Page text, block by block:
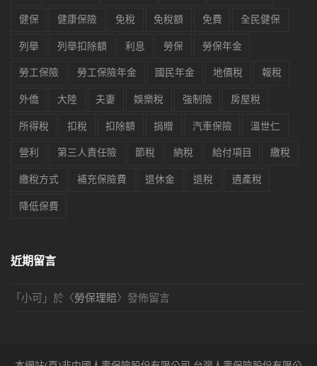
健保 健康保險 免稅 免稅額 免費 全民健保
列舉 列舉扣除額 利息 勞保 勞保年金
勞工保險 勞工保險年金 國民年金 地價稅 報稅
外僑 大陸 夫妻 娛樂稅 強制險 房屋稅
所得稅 扣稅 扣除額 捐贈 汽車保險 溫世仁
營利 第三人責任險 節稅 納稅 給付項目 繳稅
繳稅方式 補充保險費 退休金 退稅 遺產稅
降低保費
近期留言
「 小可 」於〈勞保理賠〉發佈留言